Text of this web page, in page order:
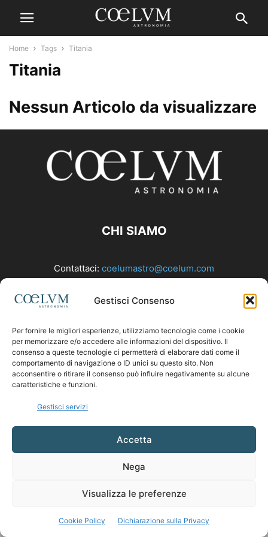
Gestisci Consenso
Per fornire le migliori esperienze, utilizziamo tecnologie come i cookie
per memorizzare e/o accedere alle informazioni del dispositivo. Il
consenso a queste tecnologie ci permetterà di elaborare dati come il
comportamento di navigazione o ID unici su questo sito. Non
acconsentire o ritirare il consenso può influire negativamente su alcune
caratteristiche e funzioni.
Gestisci servizi
Accetta
Nega
Visualizza le preferenze
Cookie Policy Dichiarazione sulla Privacy
Home Tags Titania
Titania
Nessun Articolo da visualizzare
CHI SIAMO
Contattaci: coelumastro@coelum.com
SEGUICI